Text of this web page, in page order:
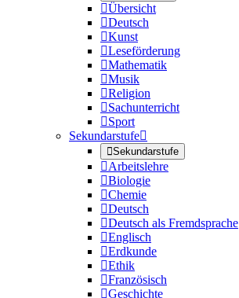
Übersicht
Deutsch
Kunst
Leseförderung
Mathematik
Musik
Religion
Sachunterricht
Sport
Sekundarstufe
Sekundarstufe
Arbeitslehre
Biologie
Chemie
Deutsch
Deutsch als Fremdsprache
Englisch
Erdkunde
Ethik
Französisch
Geschichte